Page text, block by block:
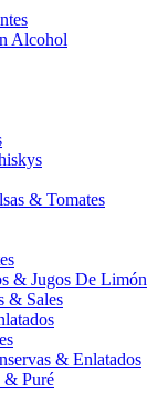
Alcohol
& Tomates
& Jugos De Limón
& Sales
& Enlatados
& Puré